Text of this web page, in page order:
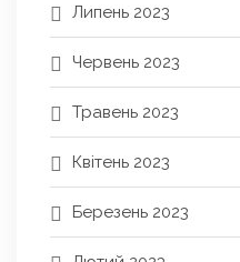
Липень 2023
Червень 2023
Травень 2023
Квітень 2023
Березень 2023